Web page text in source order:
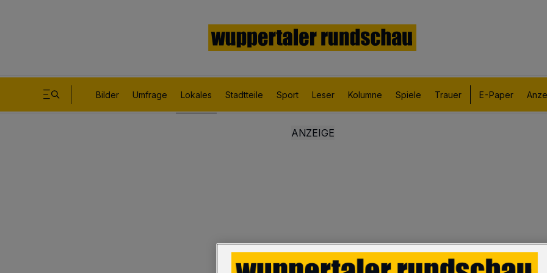
Bilder Umfrage Lokales Stadtteile Sport Leser Kolumne Spiele Trauer E-Paper